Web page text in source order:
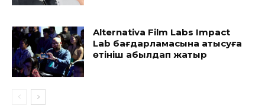
Alternativa Film Labs Impact
Lab бағдарламасына қатысуға
өтініш қабылдап жатыр